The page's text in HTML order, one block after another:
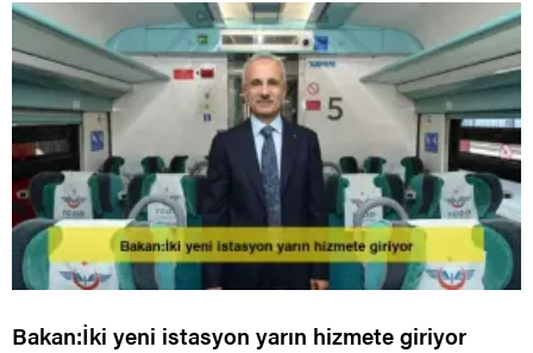
Bakan:İki yeni istasyon yarın hizmete giriyor